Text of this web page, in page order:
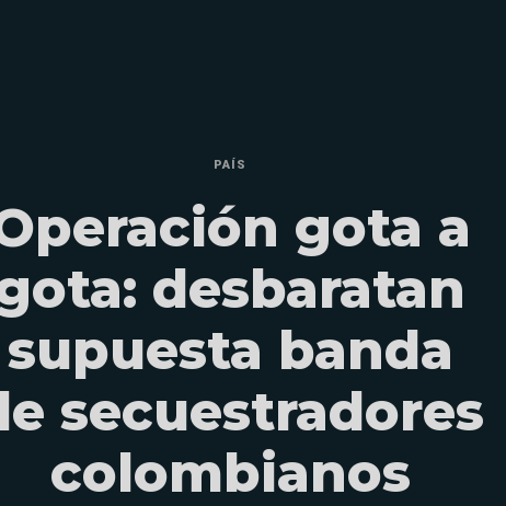
PAÍS
gota a
desbaratan
supuesta banda
secuestradores
colombianos